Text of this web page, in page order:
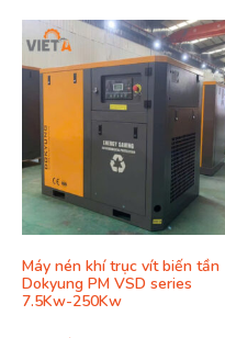
Máy nén khí trục vít biến tần
Dokyung PM VSD series
7.5Kw-250Kw